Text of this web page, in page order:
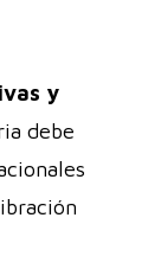
y
debe